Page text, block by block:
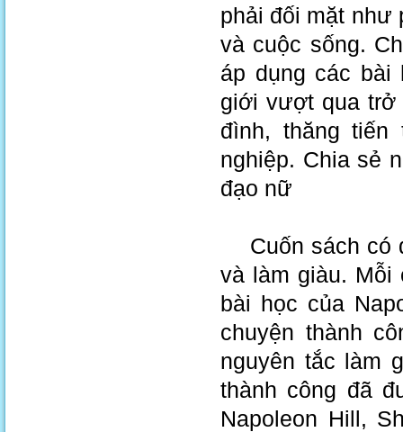
phải đối mặt như
và cuộc sống.
áp dụng các bài
giới vượt qua trở
đình, thăng
nghiệp. Chia sẻ
đạo nữ
Cuốn sách có
và làm giàu. Mỗi
bài học của
chuyện thành
nguyên tắc làm
thành công đã
Napoleon Hill,